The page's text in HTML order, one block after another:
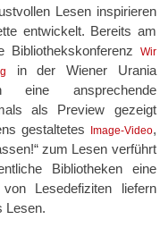
Lesen inspirieren
entwickelt. Bereits am
Bibliothekskonferenz
Wir
in der Wiener Urania
eine ansprechende
als Preview gezeigt
gestaltetes Image-Video,
zum Lesen verführt
Bibliotheken eine
Lesedefiziten liefern
Lesen.